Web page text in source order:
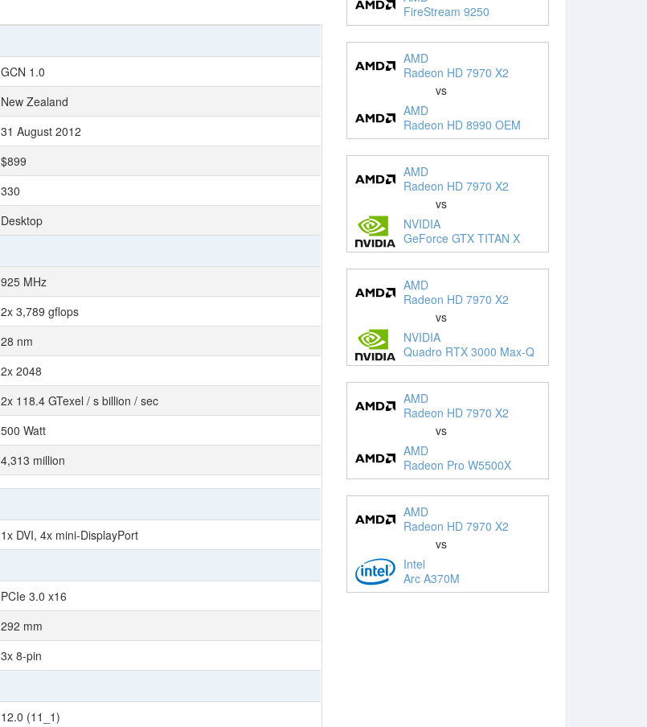
GCN 1.0
New Zealand
31 August 2012
$899
330
Desktop
925 MHz
2x 3,789 gflops
28 nm
2x 2048
2x 118.4 GTexel / s billion / sec
500 Watt
4,313 million
1x DVI, 4x mini-DisplayPort
PCIe 3.0 x16
292 mm
3x 8-pin
12.0 (11_1)
FireStream 9250
AMD
Radeon HD 7970 X2
vs
AMD
Radeon HD 8990 OEM
AMD
Radeon HD 7970 X2
vs
NVIDIA
GeForce GTX TITAN X
AMD
Radeon HD 7970 X2
vs
NVIDIA
Quadro RTX 3000 Max-Q
AMD
Radeon HD 7970 X2
vs
AMD
Radeon Pro W5500X
AMD
Radeon HD 7970 X2
vs
Intel
Arc A370M